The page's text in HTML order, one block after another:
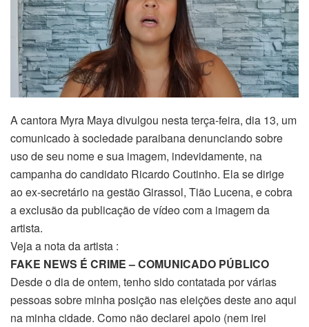
A cantora Myra Maya divulgou nesta terça-feira, dia 13, um
comunicado à sociedade paraibana denunciando sobre
uso de seu nome e sua imagem, indevidamente, na
campanha do candidato Ricardo Coutinho. Ela se dirige
ao ex-secretário na gestão Girassol, Tião Lucena, e cobra
a exclusão da publicação de vídeo com a imagem da
artista.
Veja a nota da artista :
FAKE NEWS É CRIME – COMUNICADO PÚBLICO
Desde o dia de ontem, tenho sido contatada por várias
pessoas sobre minha posição nas eleições deste ano aqui
na minha cidade. Como não declarei apoio (nem irei